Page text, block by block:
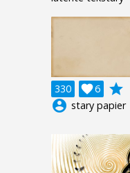
330 6

grade
account_circle stary papier